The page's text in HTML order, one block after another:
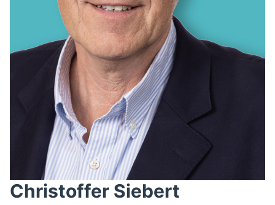
Christoffer Siebert